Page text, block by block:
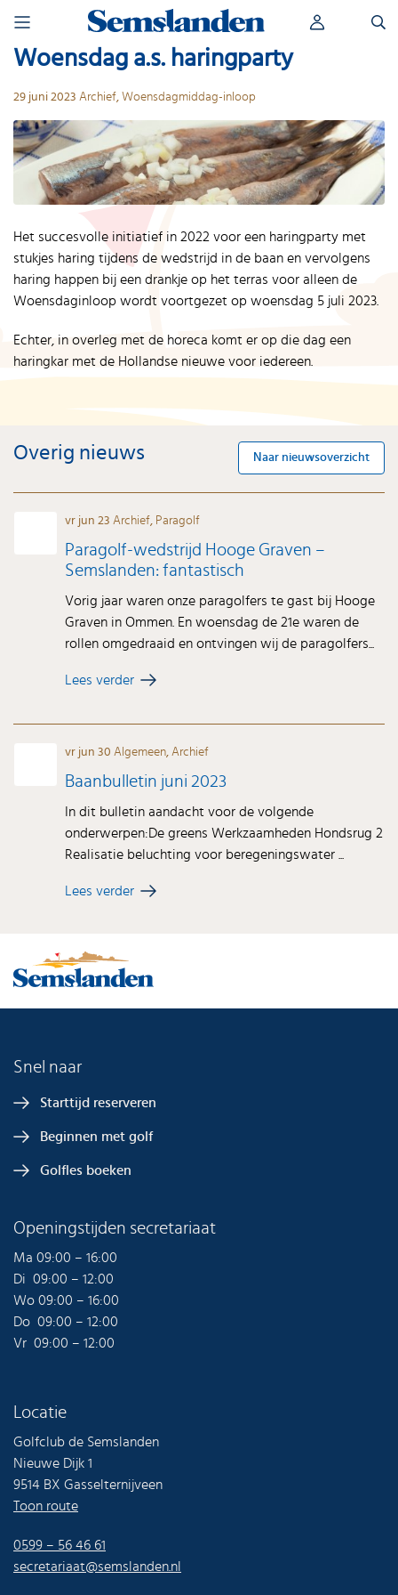
naar:
Woensdag a.s. haringparty
29 juni 2023 Archief, Woensdagmiddag-inloop
Het succesvolle initiatief in 2022 voor een haringparty met
stukjes haring tijdens de wedstrijd in de baan en vervolgens
haring happen bij een drankje op het terras voor alleen de
Woensdaginloop wordt voortgezet op woensdag 5 juli 2023.
Echter, in overleg met de horeca komt er op die dag een
haringkar met de Hollandse nieuwe voor iedereen.
Overig nieuws Naar nieuwsoverzicht
vr jun 23Archief, Paragolf
Paragolf-wedstrijd Hooge Graven –
Semslanden: fantastisch
Vorig jaar waren onze paragolfers te gast bij Hooge
Graven in Ommen. En woensdag de 21e waren de
rollen omgedraaid en ontvingen wij de paragolfers...
Lees verder
vr jun 30Algemeen,Archief
Baanbulletin juni 2023
In dit bulletin aandacht voor de volgende
onderwerpen:De greens Werkzaamheden Hondsrug 2
Realisatie beluchting voor beregeningswater ...
Lees verder
Snel naar
Starttijd reserveren
Beginnen met golf
Golfles boeken
Openingstijden secretariaat
Ma 09:00 – 16:00
Di 09:00 – 12:00
Wo 09:00 – 16:00
Do 09:00 – 12:00
Vr 09:00 – 12:00
Locatie
Golfclub de Semslanden
Nieuwe Dijk 1
9514 BX Gasselternijveen
Toon route
0599 – 56 46 61
secretariaat@semslanden.nl